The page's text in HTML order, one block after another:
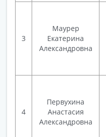
3
Маурер
Екатерина
Александровна
4
Первухина
Анастасия
Александровна